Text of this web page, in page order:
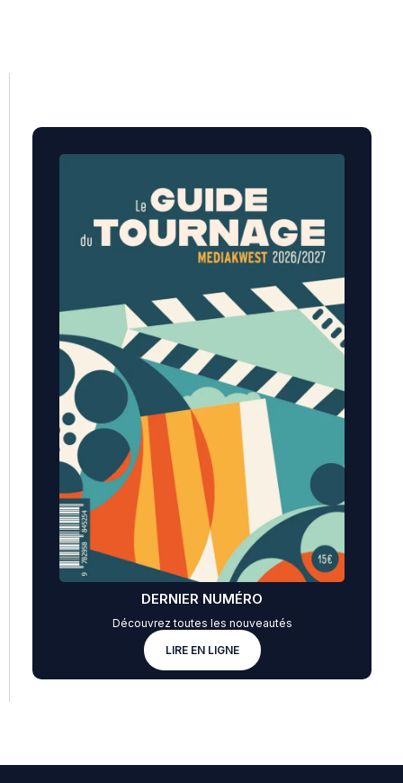
DERNIER NUMÉRO
Découvrez toutes les nouveautés
LIRE EN LIGNE